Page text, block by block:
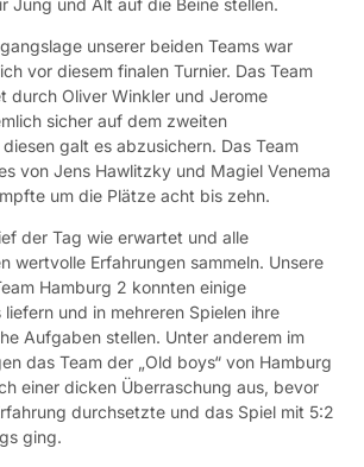
unserer beiden Teams war
vor diesem finalen Turnier. Das Team
durch Oliver Winkler und Jerome
sicher auf dem zweiten
galt es abzusichern. Das Team
von Jens Hawlitzky und Magiel Venema
um die Plätze acht bis zehn.
der Tag wie erwartet und alle
wertvolle Erfahrungen sammeln. Unsere
Hamburg 2 konnten einige
und in mehreren Spielen ihre
Aufgaben stellen. Unter anderem im
das Team der „Old boys“ von Hamburg
einer dicken Überraschung aus, bevor
durchsetzte und das Spiel mit 5:2
ging.